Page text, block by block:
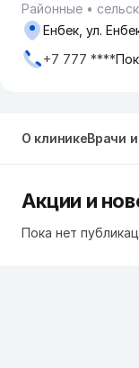
Районные
Енбек, ул.
+7 777 ****
О клиникеВрачи
Акции и
Пока нет